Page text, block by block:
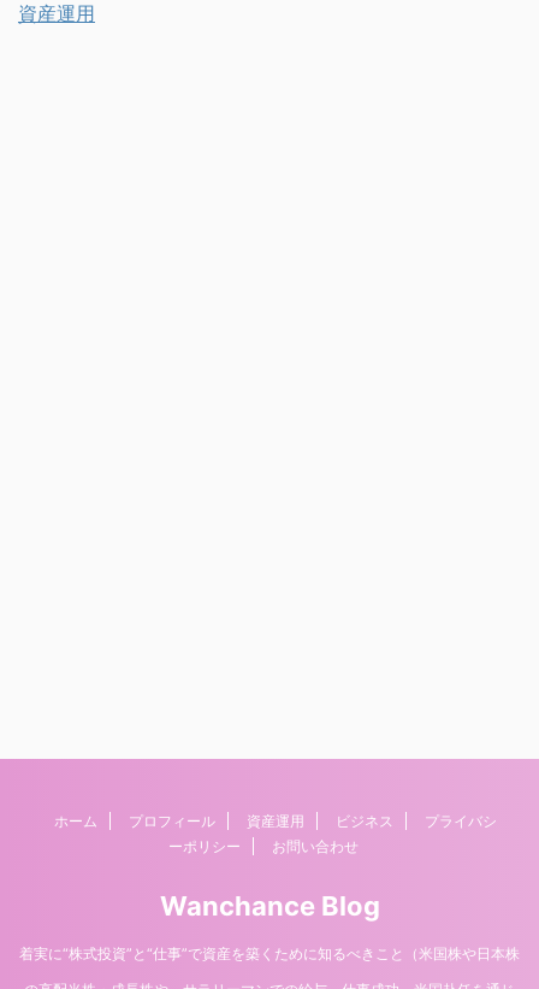
資産運用
ホーム プロフィール 資産運用 ビジネス
プライバシ
ーポリシー
お問い合わせ
Wanchance Blog
着実に“株式投資”と“仕事”で資産を築くために知るべきこと（米国株や日本株